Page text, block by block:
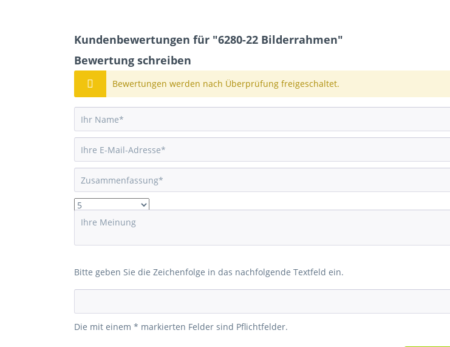
Kundenbewertungen für "6280-22 Bilderrahmen"
Bewertung schreiben
Bewertungen werden nach Überprüfung freigeschaltet.
Bitte geben Sie die Zeichenfolge in das nachfolgende Textfeld ein.
Die mit einem * markierten Felder sind Pflichtfelder.